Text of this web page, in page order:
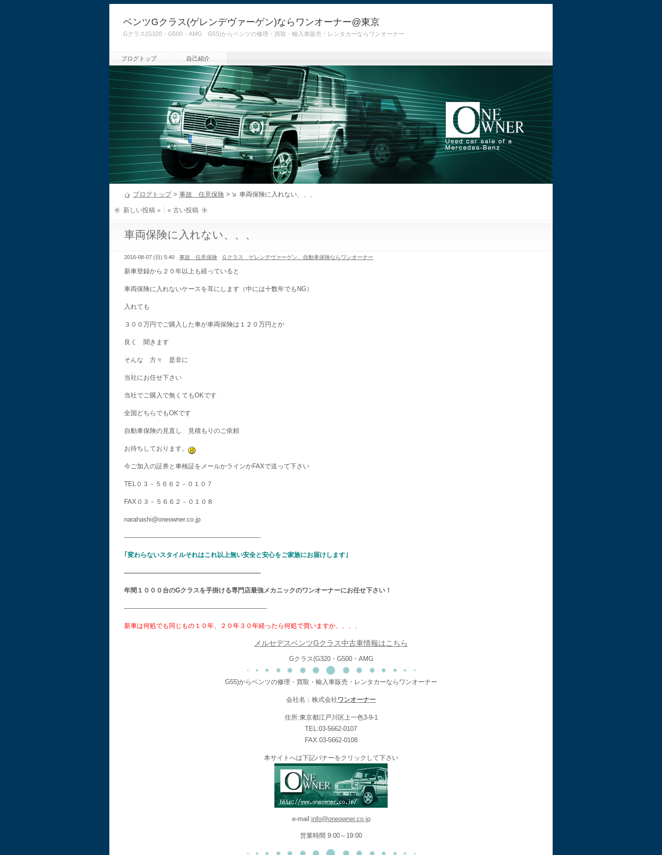
ベンツGクラス(ゲレンデヴァーゲン)ならワンオーナー@東京
Gクラス(G320・G500・AMG G55)からベンツの修理・買取・輸入車販売・レンタカーならワンオーナー
ブログトップ 自己紹介
ブログトップ> 事故 任意保険 > 車両保険に入れない、、、
新しい投稿 » « 古い投稿
車両保険に入れない、、、
2016-08-07 (日) 5:40 事故 任意保険 Ｇクラス ゲレンデヴァーゲン、自動車保険ならワンオーナー
新車登録から２０年以上も経っていると
車両保険に入れないケースを耳にします（中には十数年でもNG）
入れても
３００万円でご購入した車が車両保険は１２０万円とか
良く 聞きます
そんな 方々 是非に
当社にお任せ下さい
当社でご購入で無くてもOKです
全国どちらでもOKです
自動車保険の見直し 見積もりのご依頼
お待ちしております。
今ご加入の証券と車検証をメールかラインかFAXで送って下さい
TEL０３－５６６２－０１０７
FAX０３－５６６２－０１０８
narahashi@oneowner.co.jp
—————————————————————-
｢変わらないスタイルそれはこれ以上無い安全と安心をご家族にお届けします｣
—————————————————————-
年間１０００台のGクラスを手掛ける専門店最強メカニックのワンオーナーにお任せ下さい！
——————————————————————-
新車は何処でも同じもの１０年、２０年３０年経ったら何処で買いますか、、、 、
メルセデスベンツGクラス中古車情報はこちら
Gクラス(G320・G500・AMG
G55)からベンツの修理・買取・輸入車販売・レンタカーならワンオーナー
会社名：株式会社ワンオーナー
住所:東京都江戸川区上一色3-9-1
TEL:03-5662-0107
FAX:03-5662-0108
本サイトへは下記バナーをクリックして下さい
e-mail:info@oneowner.co.jp
営業時間 9:00～19:00